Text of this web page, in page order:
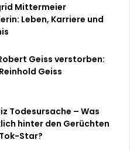
Mittermeier
Leben, Karriere und
Geiss verstorben:
Geiss
Todesursache – Was
hinter den Gerüchten
Star?